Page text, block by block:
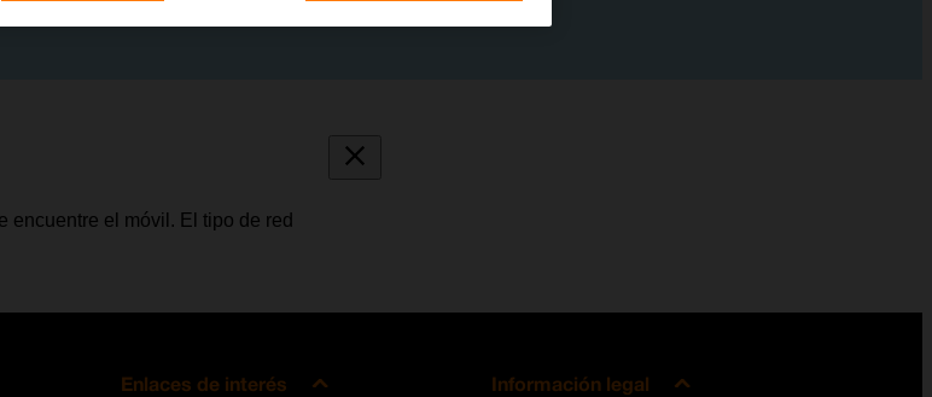
encuentre el móvil. El tipo de red
Enlaces de interés Información legal